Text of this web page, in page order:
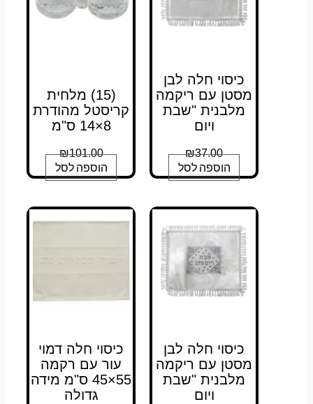
כיסוי חלה לבן
מסטן עם ריקמה
מלבנית "שבת
₪37.00
הוספה לסל
(15) מלחית
קריסטל מהודרת
₪101.00
הוספה לסל
כיסוי חלה לבן
מסטן עם ריקמה
מלבנית "שבת
כיסוי חלה דמוי
עור עם רקמה
55×45 ס"מ מידה
גדולה